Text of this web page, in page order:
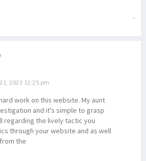
2023 12:25 pm
work on this website. My aunt
and it's simple to grasp
regarding the lively tactic you
through your website and as well
the